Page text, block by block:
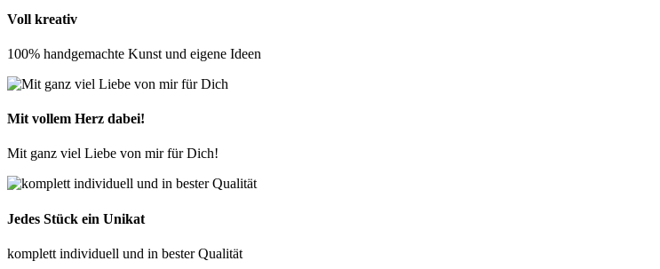
Voll kreativ
100% handgemachte Kunst und eigene Ideen
Mit vollem Herz dabei!
Mit ganz viel Liebe von mir für Dich!
Jedes Stück ein Unikat
komplett individuell und in bester Qualität